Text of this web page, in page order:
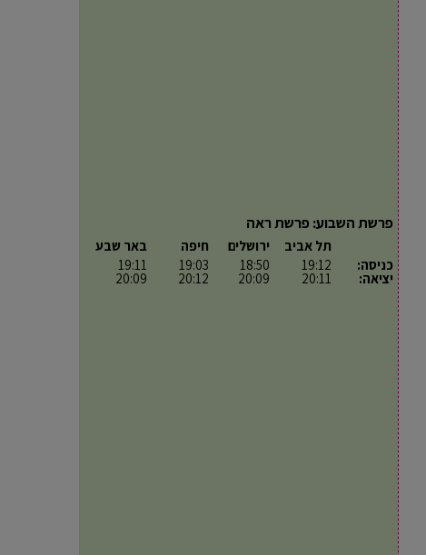
פרשת השבוע: פרשת ראה
כניסה:
יציאה:
תל אביב
19:12
20:11
ירושלים
18:50
20:09
חיפה
19:03
20:12
באר שבע
19:11
20:09